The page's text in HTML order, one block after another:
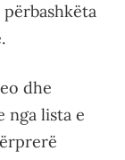
dhe
nga lista e